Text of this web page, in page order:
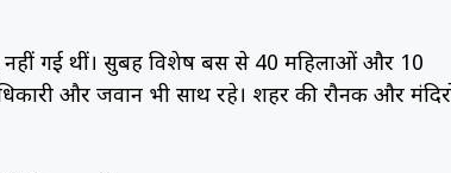
नहीं गई थीं। सुबह विशेष बस से 40 महिलाओं और 10
और जवान भी साथ रहे। शहर की रौनक और